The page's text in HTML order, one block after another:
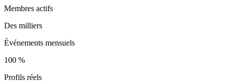
Membres actifs
Des milliers
Événements mensuels
100 %
Profils réels